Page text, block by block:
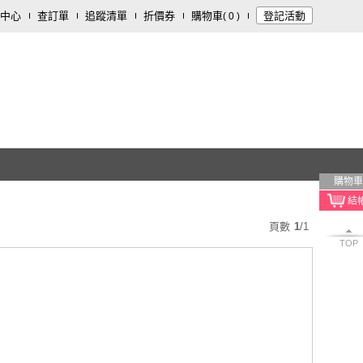
心 查訂單 追蹤清單 折價券 購物車( 0 ) 登記活動
購物車
TOP
頁數 1/1